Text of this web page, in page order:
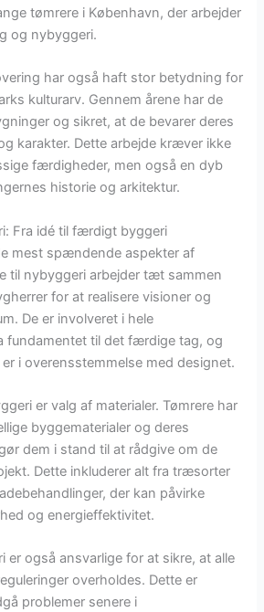
tømrere i København, der arbejder
og nybyggeri.
har også haft stor betydning for
kulturarv. Gennem årene har de
og sikret, at de bevarer deres
karakter. Dette arbejde kræver ikke
færdigheder, men også en dyb
historie og arkitektur.
Fra idé til færdigt byggeri
mest spændende aspekter af
til nybyggeri arbejder tæt sammen
for at realisere visioner og
De er involveret i hele
fundamentet til det færdige tag, og
er i overensstemmelse med designet.
er valg af materialer. Tømrere har
byggematerialer og deres
dem i stand til at rådgive om de
Dette inkluderer alt fra træsorter
der kan påvirke
og energieffektivitet.
er også ansvarlige for at sikre, at alle
overholdes. Dette er
problemer senere i